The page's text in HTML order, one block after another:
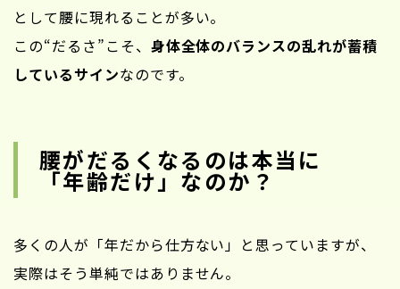
として腰に現れることが多い。
この“だるさ”こそ、 身体全体のバランスの乱れが蓄積
しているサインなのです。
腰がだるくなるのは本当に
「年齢だけ」なのか？
多くの人が「年だから仕方ない」と思っていますが、
実際はそう単純ではありません。